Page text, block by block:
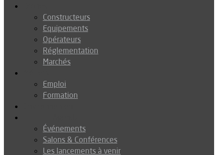
Constructeurs
Equipements
Opérateurs
Réglementation
Marchés
Emploi
Formation
Événements
Salons & Conférences
Les lancements à venir